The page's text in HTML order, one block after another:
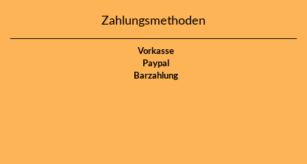
Zahlungsmethoden
Vorkasse
Paypal
Barzahlung